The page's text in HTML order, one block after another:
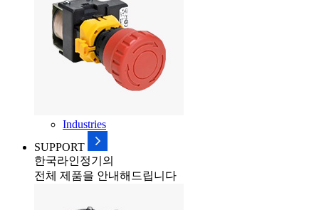
Industries
SUPPORT
한국라인정기의
전체 제품을 안내해드립니다